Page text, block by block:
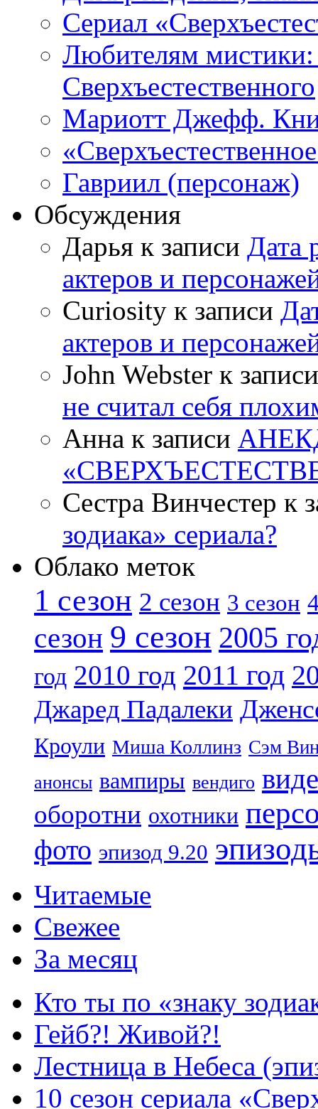
Сериал
Любителям
Сверхъестественного
Мариотт Джефф.
Гавриил (персонаж)
Обсуждения
Дарья к записи Дата
актеров и
Curiosity к записи
актеров и
John Webster к
не считал себя
Анна к записи
Сестра Винчестер к
зодиака» сериала?
Облако меток
1 сезон 2 сезон 3 сезон
сезон 9 сезон 2005
год 2010 год 2011 год
Джаред Падалеки
Кроули Миша Коллинз Сэм
анонсы вампиры вендиго
оборотни охотники
фото эпизод 9.20
Читаемые
Свежее
За месяц
Кто ты по «знаку
Гейб?! Живой?!
Лестница в Небеса
10 сезон сериала